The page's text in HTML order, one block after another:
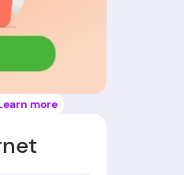
more